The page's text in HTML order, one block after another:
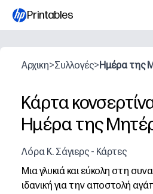
Printables
Αρχικη>Συλλογές>Ημέρα της
Κάρτα
Ημέρα της
Λόρα Κ. Σάγιερς - Κάρτες
Μια γλυκιά και εύκολη στη
ιδανική για την αποστολή